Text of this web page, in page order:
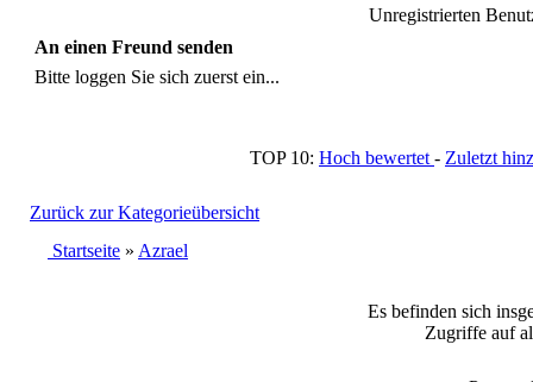
Unregistrierten
An einen Freund senden
Bitte loggen Sie sich zuerst ein...
TOP 10: Hoch bewertet - Zuletzt
Zurück zur Kategorieübersicht
Startseite » Azrael
Es befinden sich
Zugriffe auf